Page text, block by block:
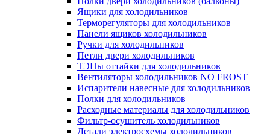
Ящики для холодильников
Терморегуляторы для холодильников
Панели ящиков холодильников
Ручки для холодильников
Петли двери холодильников
ТЭНы оттайки для холодильников
Вентиляторы холодильников NO FROST
Испарители навесные для холодильников
Полки для холодильников
Расходные материалы для холодильников
Фильтр-осушитель холодильников
Детали электросхемы холодильников